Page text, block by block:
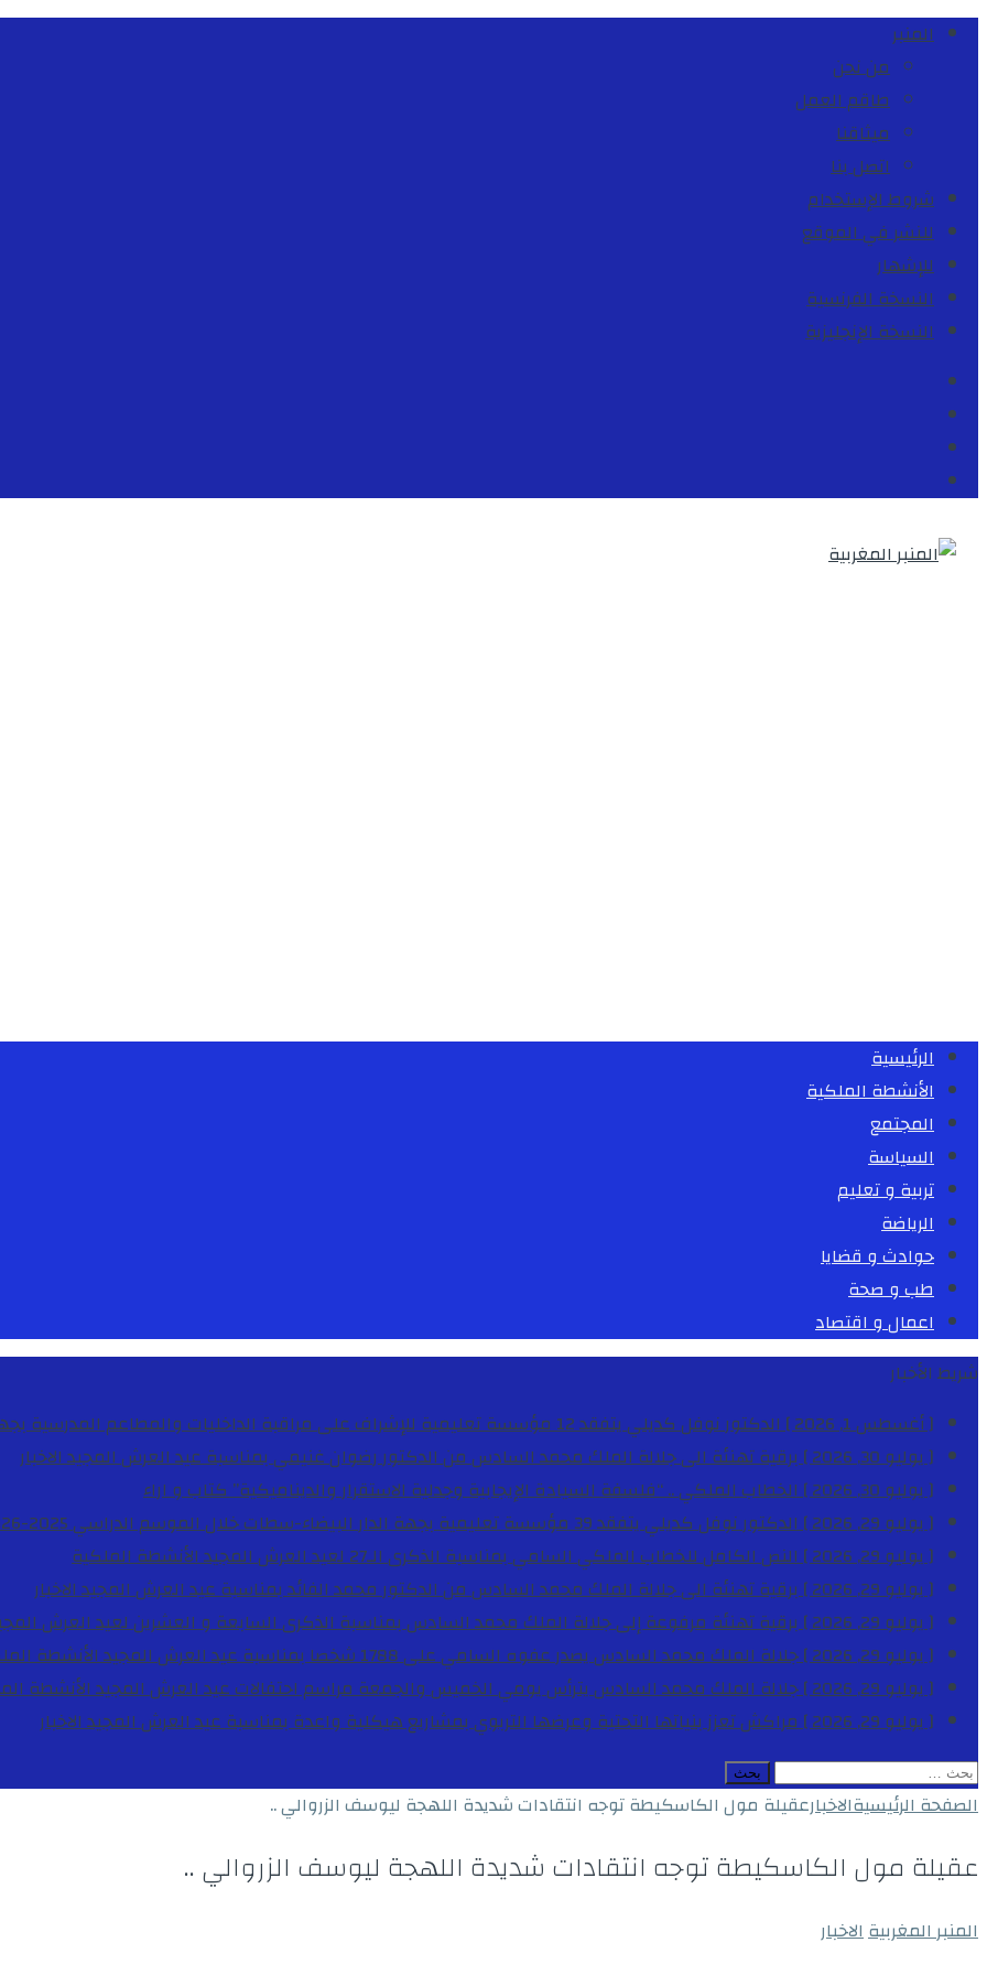
المنبر
من نحن
طاقم العمل
ميثاقنا
اتصل بنا
شروط الإستخدام
للنشر في الموقع
للإشهار
النسخة الفرنسية
النسخة الإنجليزية
الرئيسية
الأنشطة الملكية
المجتمع
السياسة
تربية و تعليم
الرياضة
حوادث و قضايا
طب و صحة
اعمال و اقتصاد
شريط الأخبار
[ أغسطس 1, 2026 ]
الدكتور نوفل كديلي يتفقد 12 مؤسسة تعليمية للإشراف على مراقبة الداخليات والمطاعم المدرسية بجهة الدار البيضاء-سطات
[ يوليو 30, 2026 ]
برقية تهنئة الى جلالة الملك محمد السادس من الدكتور رضوان غنيمي بمناسبة عيد العرش المجيدالاخبار
[ يوليو 30, 2026 ]
الخطاب الملكي .. “فلسفة السيادة الإيجابية وجدلية الاستقرار والديناميكية”كتاب و اراء
[ يوليو 29, 2026 ]
الدكتور نوفل كديلي يتفقد 39 مؤسسة تعليمية بجهة الدار البيضاء-سطات خلال الموسم الدراسي 2025-2026
[ يوليو 29, 2026 ]
النص الكامل للخطاب الملكي السامي بمناسبة الذكرى الـ27 لعيد العرش المجيد
الأنشطة الملكية
[ يوليو 29, 2026 ]
برقية تهنئة الى جلالة الملك محمد السادس من الدكتور محمد الفائد بمناسبة عيد العرش المجيدالاخبار
[ يوليو 29, 2026 ]
برقية تهنئة مرفوعة إلى جلالة الملك محمد السادس بمناسبة الذكرى السابعة و العشرين لعيد العرش
[ يوليو 29, 2026 ]
جلالة الملك محمد السادس يصدر عفوه السامي على 1788 شخصا بمناسبة عيد العرش المجيد
الأنشطة
[ يوليو 29, 2026 ]
جلالة الملك محمد السادس يترأس يومي الخميس والجمعة مراسم احتفالات عيد العرش المجيدالأنشطة
[ يوليو 29, 2026 ]
مراكش تعزز بنياتها التحتية وعرضها التربوي بمشاريع هيكلية واعدة بمناسبة عيد العرش المجيدالاخبار
البحث
عن:
الصفحة الرئيسيةالاخبارعقيلة مول الكاسكيطة توجه انتقادات شديدة اللهجة ليوسف الزروالي ..
عقيلة مول الكاسكيطة توجه انتقادات شديدة اللهجة ليوسف الزروالي ..
المنبر المغربيةالاخبار